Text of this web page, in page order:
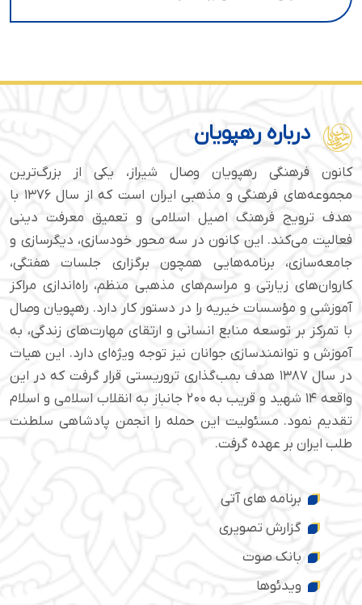
درباره رهپویان
کانون فرهنگی رهپویان وصال شیراز، یکی از بزرگ‌ترین
مجموعه‌های فرهنگی و مذهبی ایران است که از سال ۱۳۷۶ با
هدف ترویج فرهنگ اصیل اسلامی و تعمیق معرفت دینی
فعالیت می‌کند. این کانون در سه محور خودسازی، دیگرسازی و
جامعه‌سازی، برنامه‌هایی همچون برگزاری جلسات هفتگی،
کاروان‌های زیارتی و مراسم‌های مذهبی منظم، راه‌اندازی مراکز
آموزشی و مؤسسات خیریه را در دستور کار دارد. رهپویان وصال
با تمرکز بر توسعه منابع انسانی و ارتقای مهارت‌های زندگی، به
آموزش و توانمندسازی جوانان نیز توجه ویژه‌ای دارد. این هیات
در سال ۱۳۸۷ هدف بمب‌گذاری تروریستی قرار گرفت که در این
واقعه ۱۴ شهید و قریب به ۲۰۰ جانباز به انقلاب اسلامی و اسلام
تقدیم نمود. مسئولیت این حمله را انجمن پادشاهی سلطنت
طلب ایران بر عهده گرفت.
برنامه های آتی
گزارش تصویری
بانک صوت
ویدئوها